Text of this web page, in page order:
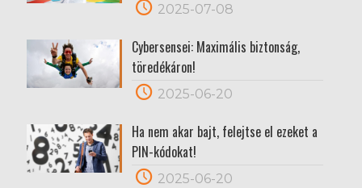
2025-07-08
Cybersensei: Maximális biztonság,
töredékáron!
2025-06-20
Ha nem akar bajt, felejtse el ezeket a
PIN-kódokat!
2025-06-20